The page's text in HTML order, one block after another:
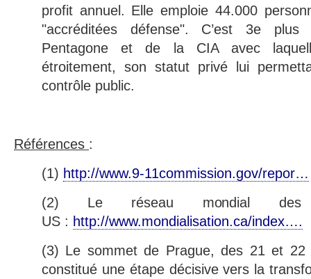
profit annuel. Elle emploie 44.000
"accréditées défense". C’est 3e
Pentagone et de la CIA avec
étroitement, son statut privé lui
contrôle public.
Références :
(1) http://www.9-11commission.gov/repor…
(2) Le réseau mondial des
US : http://www.mondialisation.ca/index….
(3) Le sommet de Prague, des 21 et 22
constitué une étape décisive vers la